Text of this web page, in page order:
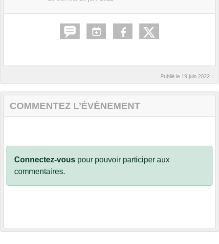
Publié le 19 juin 2022
COMMENTEZ L’ÉVÈNEMENT
Connectez-vous pour pouvoir participer aux
commentaires.